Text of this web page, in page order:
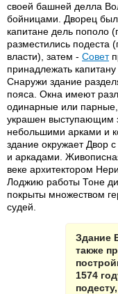
своей башней делла
бойницами. Дворец был
капитане дель пополо
разместились подеста
власти), затем - Совет
принадлежать
Снаружи здание
пояса. Окна имеют
одинарные или
украшен выступающим
небольшими арками и
здание окружает Двор
и аркадами.
веке архитектором
Лоджию работы Тоне
покрыты множеством
судей.
Здание
также
1574